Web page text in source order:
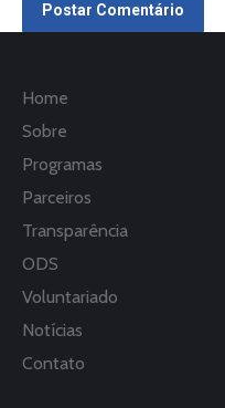
Postar Comentário
Home
Sobre
Programas
Parceiros
Transparência
ODS
Voluntariado
Notícias
Contato